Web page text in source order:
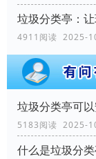
垃圾分类亭：
4911阅读 2025-
垃圾分类亭可
5183阅读 2025-
什么是垃圾分